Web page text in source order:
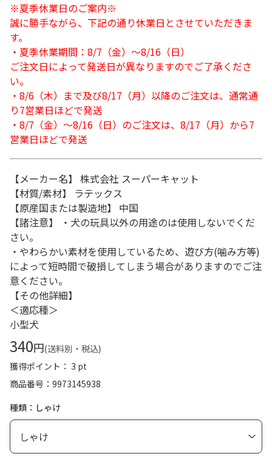
※夏季休業日のご案内※
誠に勝手ながら、下記の通り休業日とさせていただきま
す。
・夏季休業期間：8/7（金）～8/16（日）
ご注文日によって発送日が異なりますのでご了承くださ
い。
・8/6（木）まで及び8/17（月）以降のご注文は、通常通
り7営業日ほどで発送
・8/7（金）～8/16（日）のご注文は、8/17（月）から7
営業日ほどで発送
【メーカー名】 株式会社 スーパーキャット
【材質/素材】 ラテックス
【原産国または製造地】 中国
【諸注意】 ・犬の玩具以外の用途のは使用しないでくだ
さい。
・やわらかい素材を使用しているため、遊び方(噛み方等)
によって短時間で破損してしまう場合がありますのでご注
意ください。
【その他詳細】
＜適応種＞
小型犬
340円(送料別・税込)
獲得ポイント： 3 pt
商品番号
9973145938
種類：しゃけ